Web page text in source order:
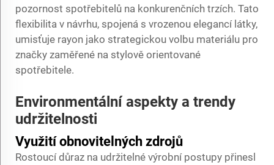
pozornost spotřebitelů na konkurenčních trzích. Tato
flexibilita v návrhu, spojená s vrozenou elegancí látky,
umisťuje rayon jako strategickou volbu materiálu pro
značky zaměřené na stylově orientované
spotřebitele.
Environmentální aspekty a trendy
udržitelnosti
Využití obnovitelných zdrojů
Rostoucí důraz na udržitelné výrobní postupy přinesl